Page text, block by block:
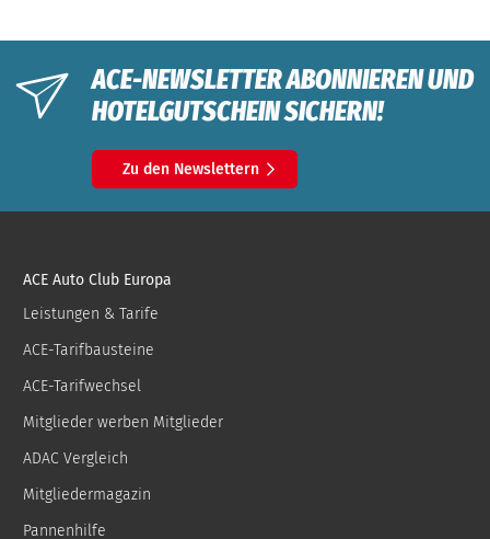
ACE-NEWSLETTER ABONNIEREN UND
HOTELGUTSCHEIN SICHERN!
Zu den Newslettern
ACE Auto Club Europa
Leistungen & Tarife
ACE-Tarifbausteine
ACE-Tarifwechsel
Mitglieder werben Mitglieder
ADAC Vergleich
Mitgliedermagazin
Pannenhilfe